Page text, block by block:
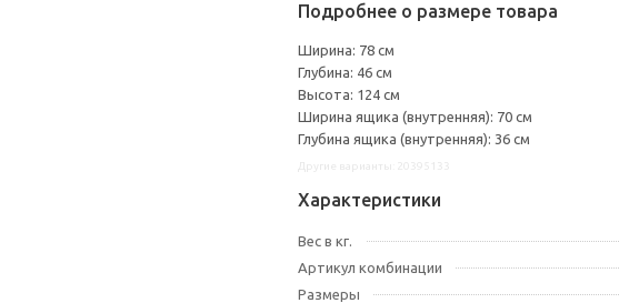
Подробнее о размере товара
Ширина: 78 см
Глубина: 46 см
Высота: 124 см
Ширина ящика (внутренняя): 70 см
Глубина ящика (внутренняя): 36 см
Характеристики
Вес в кг.
Артикул комбинации
Размеры